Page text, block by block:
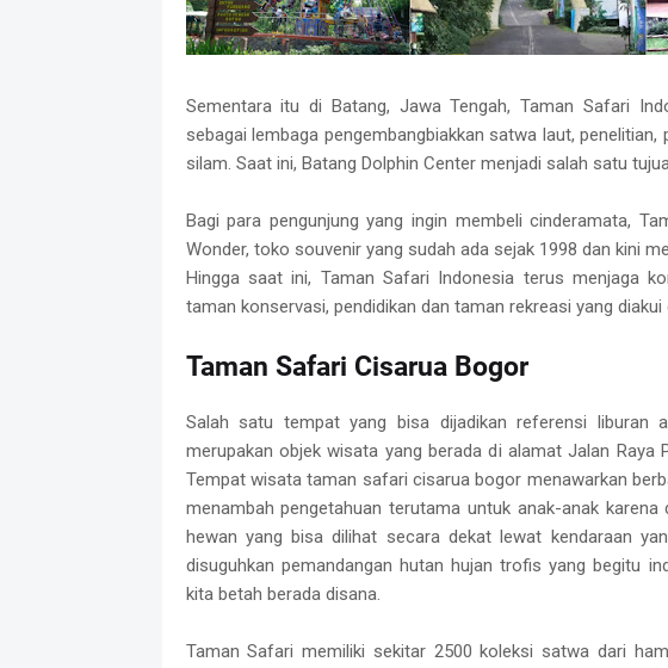
Sementara itu di Batang, Jawa Tengah, Taman Safari
sebagai lembaga pengembangbiakkan satwa laut,
silam. Saat ini, Batang Dolphin Center menjadi salah satu
Bagi para pengunjung yang ingin membeli cinderamata,
Wonder, toko souvenir yang sudah ada sejak 1998 dan kini
Hingga saat ini, Taman Safari Indonesia terus menjaga
taman konservasi, pendidikan dan taman rekreasi yang diakui
Taman Safari Cisarua Bogor
Salah satu tempat yang bisa dijadikan referensi liburan
merupakan objek wisata yang berada di alamat Jalan Raya
Tempat wisata taman safari cisarua bogor menawarkan
menambah pengetahuan terutama untuk anak-anak
hewan yang bisa dilihat secara dekat lewat kendaraan
disuguhkan pemandangan hutan hujan trofis yang begitu
kita betah berada disana.
Taman Safari memiliki sekitar 2500 koleksi satwa dari